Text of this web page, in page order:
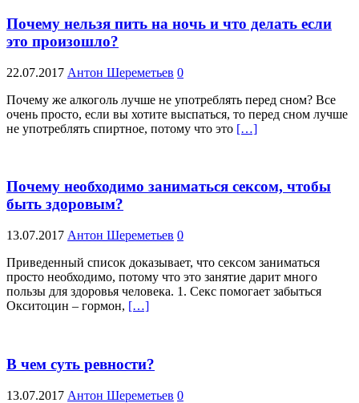
Почему нельзя пить на ночь и что делать если
это произошло?
22.07.2017 Антон Шереметьев 0
Почему же алкоголь лучше не употреблять перед сном? Все
очень просто, если вы хотите выспаться, то перед сном лучше
не употреблять спиртное, потому что это […]
Почему необходимо заниматься сексом, чтобы
быть здоровым?
13.07.2017 Антон Шереметьев 0
Приведенный список доказывает, что сексом заниматься
просто необходимо, потому что это занятие дарит много
пользы для здоровья человека. 1. Секс помогает забыться
Окситоцин – гормон, […]
В чем суть ревности?
13.07.2017 Антон Шереметьев 0